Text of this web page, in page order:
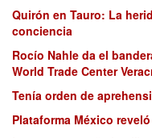
Quirón en Tauro: La
conciencia
Rocío Nahle da el
World Trade Center
Tenía orden de
Plataforma México